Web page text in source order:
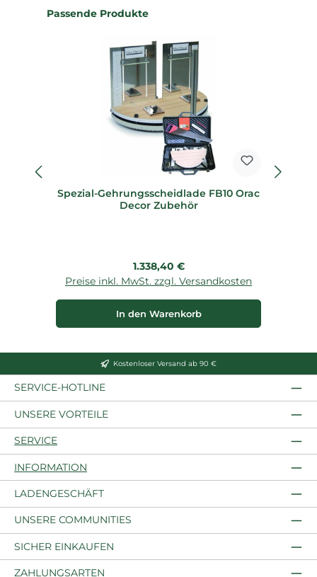
Produktgalerie überspringen
Passende Produkte
Spezial-Gehrungsscheidlade FB10 Orac
Decor Zubehör
Regulärer Preis:
1.338,40 €
Preise inkl. MwSt. zzgl. Versandkosten
In den Warenkorb
Kostenloser Versand ab 90 €
SERVICE-HOTLINE
UNSERE VORTEILE
SERVICE
INFORMATION
LADENGESCHÄFT
UNSERE COMMUNITIES
SICHER EINKAUFEN
ZAHLUNGSARTEN